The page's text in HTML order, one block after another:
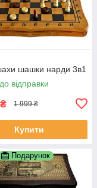
шашки нарди 3в1
відправки
₴ 1 999 ₴
Купити
Подарунок